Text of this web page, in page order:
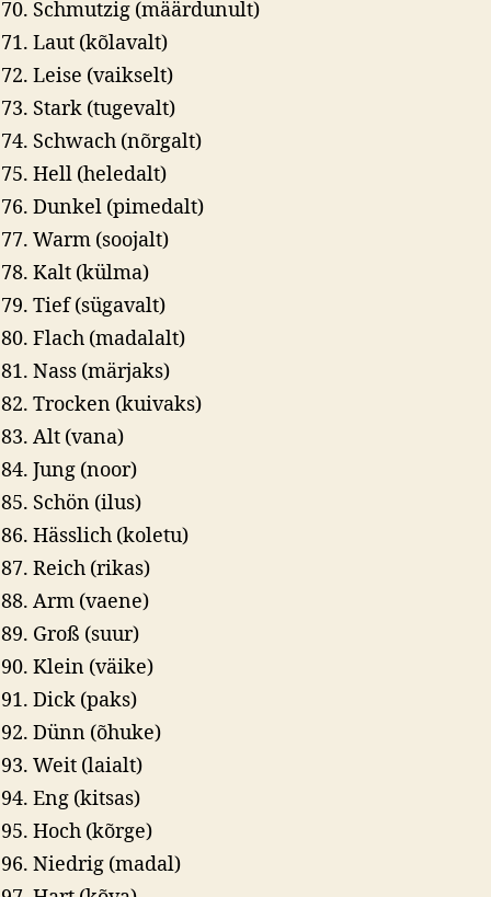
Schmutzig (määrdunult)
Laut (kõlavalt)
Leise (vaikselt)
Stark (tugevalt)
Schwach (nõrgalt)
Hell (heledalt)
Dunkel (pimedalt)
Warm (soojalt)
Kalt (külma)
Tief (sügavalt)
Flach (madalalt)
Nass (märjaks)
Trocken (kuivaks)
Alt (vana)
Jung (noor)
Schön (ilus)
Hässlich (koletu)
Reich (rikas)
Arm (vaene)
Groß (suur)
Klein (väike)
Dick (paks)
Dünn (õhuke)
Weit (laialt)
Eng (kitsas)
Hoch (kõrge)
Niedrig (madal)